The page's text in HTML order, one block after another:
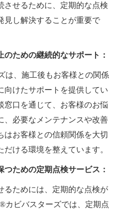
させるために、定期的な点検
見し解決することが重要で
ための継続的なサポート：
は、施工後もお客様との関係
向けたサポートを提供してい
窓口を通じて、お客様のお悩
、必要なメンテナンスや改善
はお客様との信頼関係を大切
ける環境を整えています。
ための定期点検サービス：
るためには、定期的な点検が
カビバスターズでは、定期点